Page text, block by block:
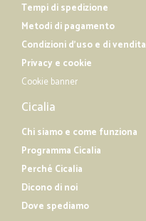
Tempi di spedizione
Metodi di pagamento
Condizioni d'uso e di vendita
Privacy e cookie
Cookie banner
Cicalia
Chi siamo e come funziona
Programma Cicalia
Perché Cicalia
Dicono di noi
Dove spediamo